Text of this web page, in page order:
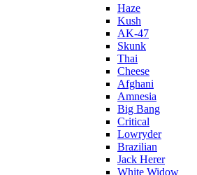
Haze
Kush
AK-47
Skunk
Thai
Cheese
Afghani
Amnesia
Big Bang
Critical
Lowryder
Brazilian
Jack Herer
White Widow